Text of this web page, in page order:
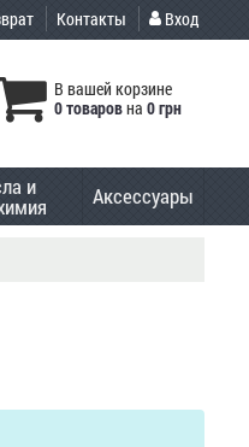
Контакты Вход
В вашей корзине
0 товаровна 0 грн
и Аксессуары